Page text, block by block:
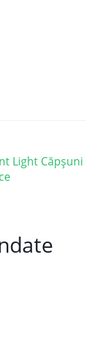
Light Căpșuni